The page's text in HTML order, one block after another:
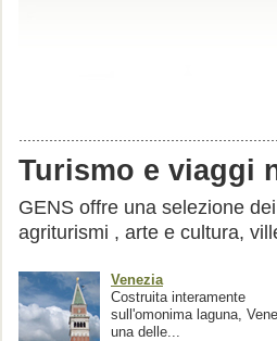
Turismo e viaggi
GENS offre una selezione
agriturismi , arte e cultura,
Venezia
Costruita interamente
sull'omonima laguna,
una delle...